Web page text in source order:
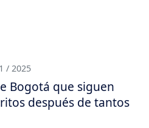
/ 2025
Bogotá que siguen
después de tantos